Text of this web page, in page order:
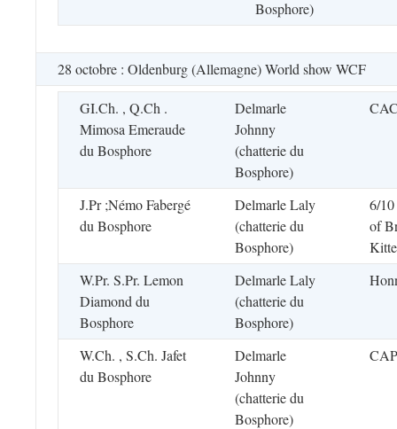
Bosphore)
28 octobre : Oldenburg (Allemagne) World show WCF
GI.Ch. , Q.Ch .
Mimosa Emeraude
du Bosphore
Delmarle
Johnny
(chatterie du
Bosphore)
J.Pr ;Némo Fabergé
du Bosphore
Delmarle Laly
(chatterie du
Bosphore)
6/
of
W.Pr. S.Pr. Lemon
Diamond du
Bosphore
Delmarle Laly
(chatterie du
Bosphore)
W.Ch. , S.Ch. Jafet
du Bosphore
Delmarle
Johnny
(chatterie du
Bosphore)